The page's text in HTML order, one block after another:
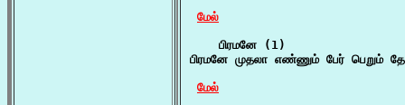
மேல்
    பிரமனே (1)
பிரமனே முதலா எண்ணும் பேர் பெறும்
மேல்